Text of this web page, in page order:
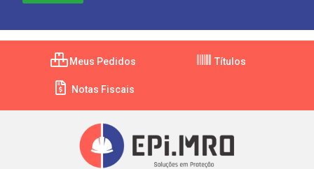
Meus Pedidos Títulos
Notas Fiscais